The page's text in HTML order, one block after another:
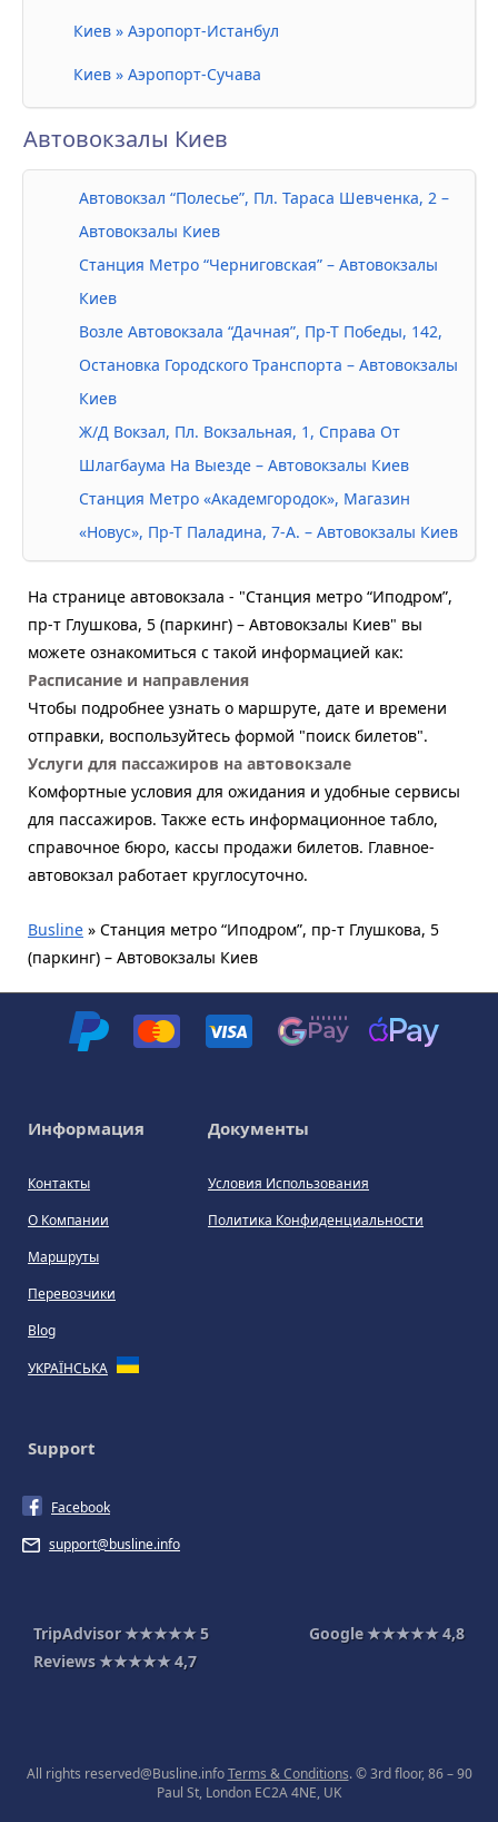
Киев » Аэропорт-Истанбул
Киев » Аэропорт-Сучава
Автовокзалы Киев
Автовокзал “Полесье”, Пл. Тараса Шевченка, 2 –
Автовокзалы Киев
Станция Метро “Черниговская” – Автовокзалы
Киев
Возле Автовокзала “Дачная”, Пр-Т Победы, 142,
Остановка Городского Транспорта – Автовокзалы
Киев
Ж/Д Вокзал, Пл. Вокзальная, 1, Справа От
Шлагбаума На Выезде – Автовокзалы Киев
Станция Метро «Академгородок», Магазин
«Новус», Пр-Т Паладина, 7-А. – Автовокзалы Киев
На странице автовокзала - "Станция метро “Иподром”,
пр-т Глушкова, 5 (паркинг) – Автовокзалы Киев" вы
можете ознакомиться с такой информацией как:
Расписание и направления
Чтобы подробнее узнать о маршруте, дате и времени
отправки, воспользуйтесь формой "поиск билетов".
Услуги для пассажиров на автовокзале
Комфортные условия для ожидания и удобные сервисы
для пассажиров. Также есть информационное табло,
справочное бюро, кассы продажи билетов. Главное-
автовокзал работает круглосуточно.
Busline » Станция метро “Иподром”, пр-т Глушкова, 5
(паркинг) – Автовокзалы Киев
Информация
Контакты
О Компании
Маршруты
Перевозчики
Blog
УКРАЇНСЬКА
Документы
Условия Использования
Политика Конфиденциальности
Support
Facebook
support@busline.info
TripAdvisor ★★★★★5 Google ★★★★★4,8
Reviews ★★★★★4,7
All rights reserved@Busline.infoTerms & Conditions. © 3rd floor, 86 – 90
Paul St, London EC2A 4NE, UK